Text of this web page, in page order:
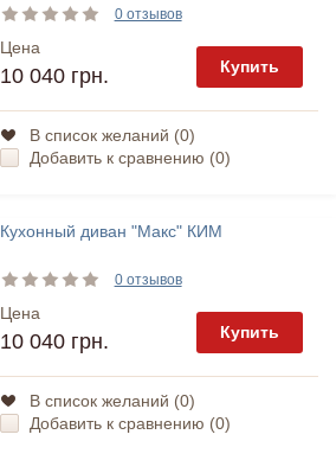
0 отзывов
Цена
10 040 грн. Купить
В список желаний (0)
Добавить к сравнению (0)
Кухонный диван "Макс" КИМ
0 отзывов
Цена
10 040 грн. Купить
В список желаний (0)
Добавить к сравнению (0)